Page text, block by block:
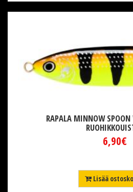
RAPALA MINNOW SPOON
6,90€
Lisää